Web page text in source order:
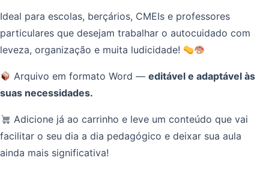
Ideal para escolas, berçários, CMEIs e professores
particulares que desejam trabalhar o autocuidado com
leveza, organização e muita ludicidade!
Arquivo em formato Word —editável e adaptável às
suas necessidades.
Adicione já ao carrinho e leve um conteúdo que vai
facilitar o seu dia a dia pedagógico e deixar sua aula
ainda mais significativa!